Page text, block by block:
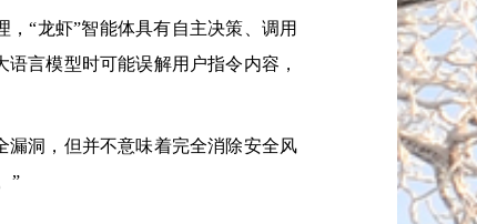
“龙虾”智能体具有自主决策、调用
言模型时可能误解用户指令内容，
洞，但并不意味着完全消除安全风
”